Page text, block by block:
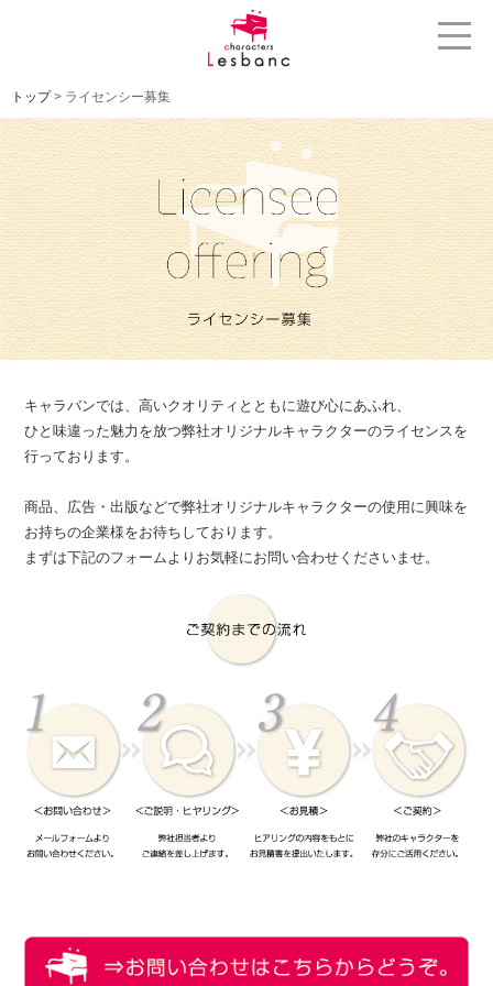
トップ> ライセンシー募集
キャラバンでは、高いクオリティとともに遊び心にあふれ、
ひと味違った魅力を放つ弊社オリジナルキャラクターのライセンスを
行っております。
商品、広告・出版などで弊社オリジナルキャラクターの使用に興味を
お持ちの企業様をお待ちしております。
まずは下記のフォームよりお気軽にお問い合わせくださいませ。